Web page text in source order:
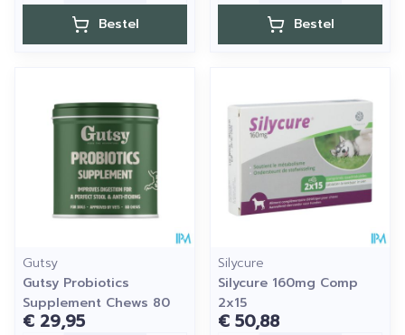
Bestel Bestel
Gutsy
Gutsy Probiotics
Supplement Chews 80
€ 29,95
Silycure
Silycure 160mg Comp
2x15
€ 50,88